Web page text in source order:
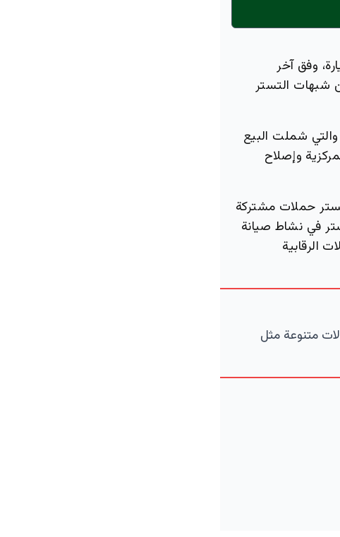
التفتيشية التراكمية منذ انطلاق البرنامج 302,433 زيارة، وفق آخر
مع 6,373 بلاغاً معتمداً عن شبهات التستر
والتي شملت البيع
وإصلاح
حملات مشتركة
في نشاط صيانة
الرقابية
متنوعة مثل